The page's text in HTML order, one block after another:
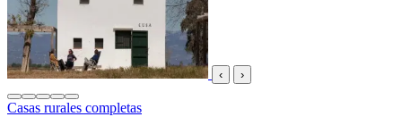
‹ ›
Casas rurales completas